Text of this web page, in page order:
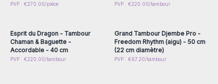
PVP : €270.00/pièce PVP : €220.00/tambour
Connectez-vous ou
Esprit du Dragon - Tambour
Chaman & Baguette -
Accordable - 40 cm
PVP : €220.00/tambour
Connectez-vous ou
Grand Tambour Djembe Pro -
Freedom Rhythm (aigu) - 50 cm
(22 cm diamètre)
PVP : €67.20/tambour
Connectez-vous ou
Connectez-vous ou